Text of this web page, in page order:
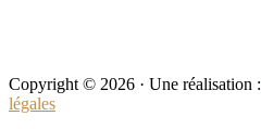
Copyright © 2026 · Une réalisation :
légales